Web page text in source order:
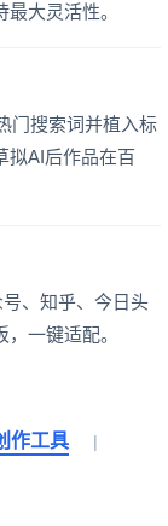
大灵活性。
门搜索词并植入标
拟AI后作品在百
、知乎、今日头
一键适配。
作工具
|